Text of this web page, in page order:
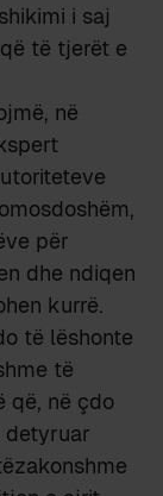
i saj
të tjerët e
në
për
dhe ndiqen
kurrë.
të lëshonte
të
që, në çdo
detyruar